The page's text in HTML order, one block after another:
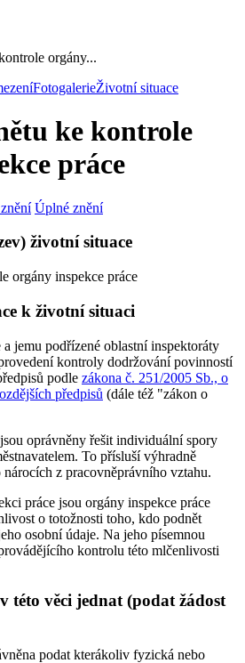
orgány...
FotogalerieŽivotní situace
ke kontrole
práce
Úplné znění
životní situace
orgány inspekce práce
k životní situaci
a jemu podřízené oblastní inspektoráty
kontroly dodržování povinností
podle zákona č. 251/2005 Sb., o
předpisů (dále též "zákon o
oprávněny řešit individuální spory
To přísluší výhradně
z pracovněprávního vztahu.
práce jsou orgány inspekce práce
o totožnosti toho, kdo podnět
osobní údaje. Na jeho písemnou
kontrolu této mlčenlivosti
této věci jednat (podat žádost
podat kterákoliv fyzická nebo